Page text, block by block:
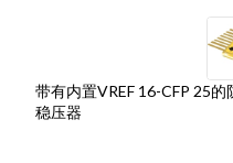
带有内置VREF 16-CFP 25
稳压器